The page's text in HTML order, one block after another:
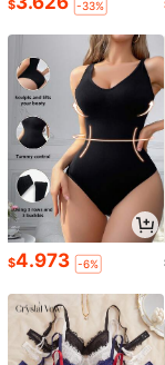
$ -33%
$4.973 -6%